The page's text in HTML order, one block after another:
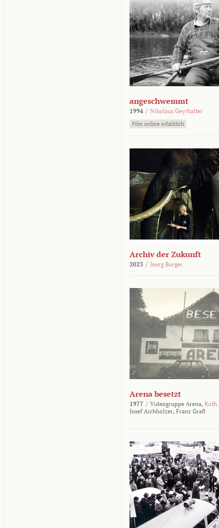
angeschwemmt
1994 / Nikolaus Geyrhalter
Film online erhältlich
Archiv der Zukunft
2023 / Joerg Burger
Arena besetzt
1977 / Videogruppe Arena, Ruth
Josef Aichholzer, Franz Grafl